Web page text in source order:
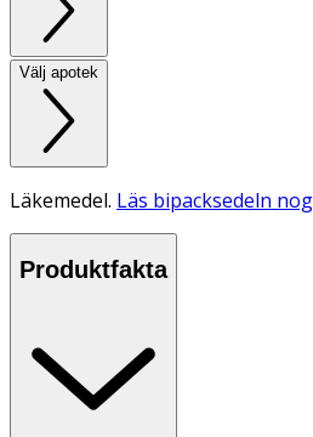
Välj apotek
Läkemedel. Läs bipacksedeln
Produktfakta